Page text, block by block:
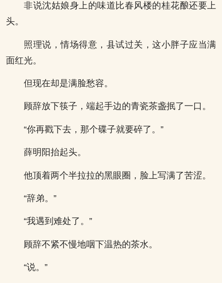
非说沈姑娘身上的味道比春风楼的桂花酿还要上
头。
照理说，情场得意，县试过关，这小胖子应当满
面红光。
但现在却是满脸愁容。
顾辞放下筷子，端起手边的青瓷茶盏抿了一口。
“你再戳下去，那个碟子就要碎了。”
薛明阳抬起头。
他顶着两个半拉拉的黑眼圈，脸上写满了苦涩。
“辞弟。”
“我遇到难处了。”
顾辞不紧不慢地咽下温热的茶水。
“说。”